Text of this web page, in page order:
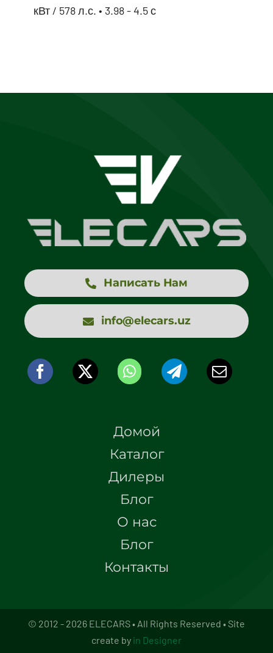
кВт / 578 л.с. • 3.98 - 4.5 с
Написать Нам
info@elecars.uz
Домой
Каталог
Дилеры
Блог
О нас
Блог
Контакты
© 2012 - 2026 ELECARS • All Rights Reserved • Site
create by in Designer